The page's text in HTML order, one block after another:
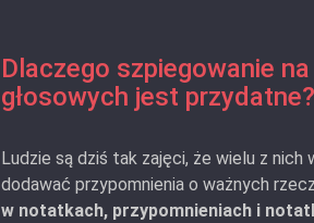
Dlaczego szpiegowanie
głosowych jest przydatne?
Ludzie są dziś tak zajęci, że wielu z
dodawać przypomnienia o ważnych
w notatkach, przypomnieniach i